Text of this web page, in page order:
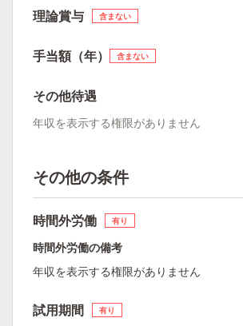
理論賞与 含まない
手当額（年） 含まない
その他待遇
年収を表示する権限がありません
その他の条件
時間外労働 有り
時間外労働の備考
年収を表示する権限がありません
試用期間 有り